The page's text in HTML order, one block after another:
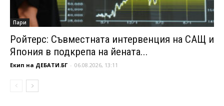
Пари
Ройтерс: Съвместната интервенция на САЩ и
Япония в подкрепа на йената...
Екип на ДЕБАТИ.БГ - 06.08.2026, 13:11